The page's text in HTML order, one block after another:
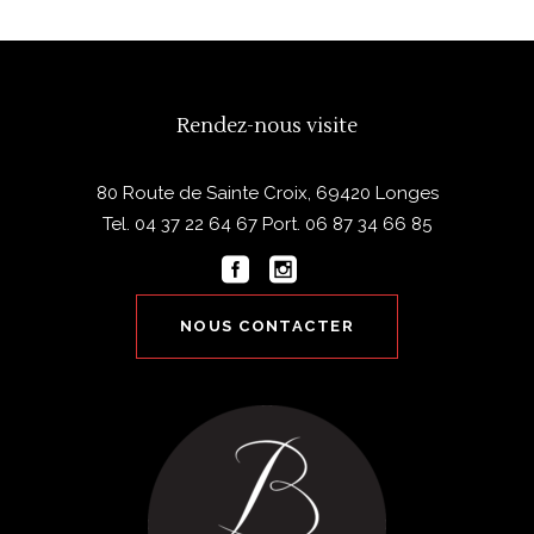
Rendez-nous visite
80 Route de Sainte Croix, 69420 Longes
Tel. 04 37 22 64 67 Port. 06 87 34 66 85
NOUS CONTACTER